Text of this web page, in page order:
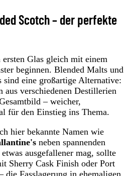
Scotch – der perfekte
Glas gleich mit einem
beginnen. Blended Malts und
sind eine großartige Alternative:
aus verschiedenen Destillerien
– weicher,
für den Einstieg ins Thema.
hier bekannte Namen wie
neben spannenden
ausgefallener mag, sollte
Sherry Cask Finish oder Port